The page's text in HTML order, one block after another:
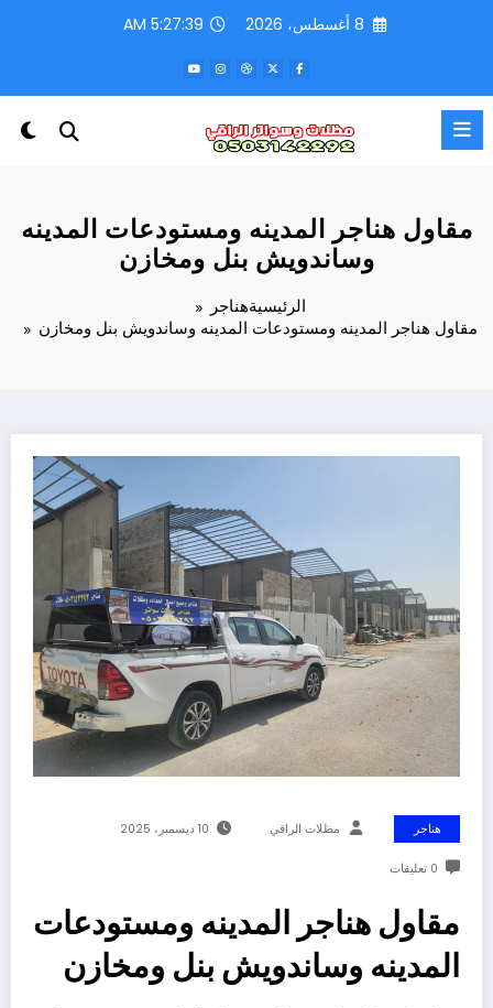
8 أغسطس، 2026 5:27:40 AM
مقاول هناجر المدينه ومستودعات المدينه
وساندويش بنل ومخازن
الرئيسيةهناجر
مقاول هناجر المدينه ومستودعات المدينه وساندويش بنل ومخازن
هناجر مظلات الراقي 10 ديسمبر، 2025
0 تعليقات
مقاول هناجر المدينه ومستودعات
المدينه وساندويش بنل ومخازن